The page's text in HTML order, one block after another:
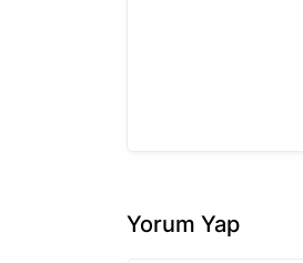
Yorum Yap